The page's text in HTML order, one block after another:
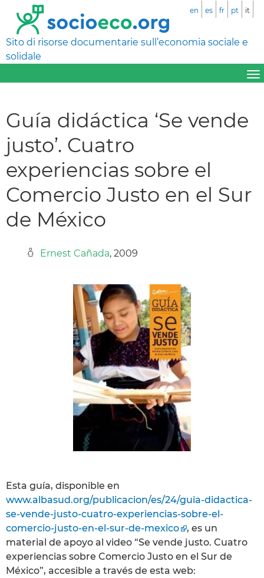
Sito di risorse documentarie sull’economia sociale e
solidale
en es fr pt it
Guía didáctica ‘Se vende
justo’. Cuatro
experiencias sobre el
Comercio Justo en el Sur
de México
Ernest Cañada, 2009
Esta guía, disponible en
www.albasud.org/publicacion/es/24/guia-didactica-
se-vende-justo-cuatro-experiencias-sobre-el-
comercio-justo-en-el-sur-de-mexico
, es un
material de apoyo al video “Se vende justo. Cuatro
experiencias sobre Comercio Justo en el Sur de
México”, accesible a través de esta web: